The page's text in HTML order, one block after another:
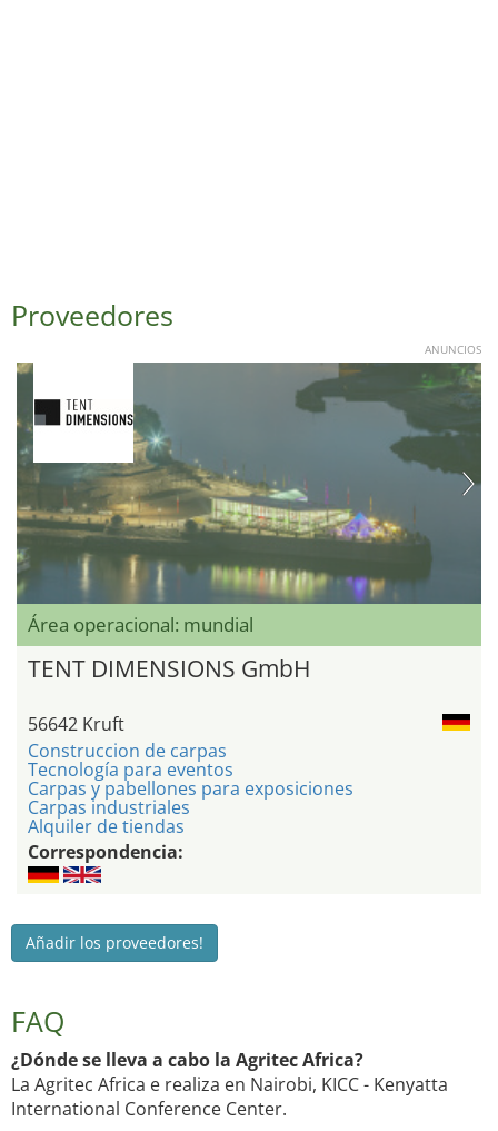
Proveedores
ANUNCIOS
Área operacional: mundial
TENT DIMENSIONS GmbH
56642 Kruft
Construccion de carpas
Tecnología para eventos
Carpas y pabellones para exposiciones
Carpas industriales
Alquiler de tiendas
Correspondencia:
Añadir los proveedores!
FAQ
¿Dónde se lleva a cabo la Agritec Africa?
La Agritec Africa e realiza en Nairobi, KICC - Kenyatta
International Conference Center.